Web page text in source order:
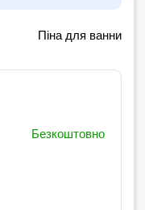
Піна для ванни
Безкоштовно